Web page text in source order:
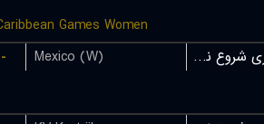
Games Women
- Mexico (W) بازی شروع نشده است